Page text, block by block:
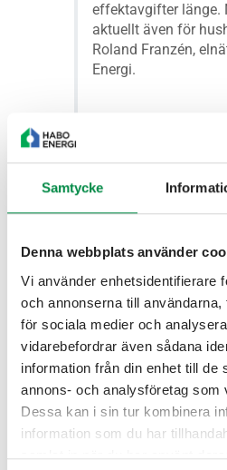
Samtycke
Denna webbplats använder
Vi använder enhetsidentifierare
och annonserna till
för sociala medier och
vidarebefordrar även sådana
information från din enhet till de
annons- och analysföretag som
Dessa kan i sin tur kombinera
information som du har
samlat in när du har använt
effektavgifter länge.
aktuellt även för
Roland Franzén,
Energi.
Du kan påverka din
Med den nya prismodellen
mindre elanvändare större
kostnader. Om du använder
särskilt under tider med
användningen över dygnet
lugnare tider kan din
mycket effekt du använder
dygnet är det som främst
elnätskostnad.